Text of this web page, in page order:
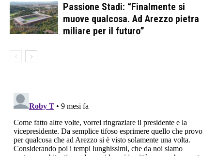
Passione Stadi: “Finalmente si
muove qualcosa. Ad Arezzo pietra
miliare per il futuro”